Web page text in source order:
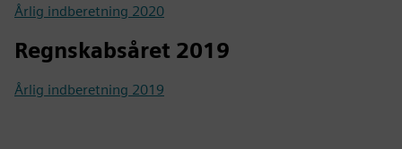
Årlig indberetning 2020
Regnskabsåret 2019
Årlig indberetning 2019